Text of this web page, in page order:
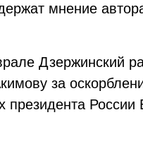
мнение
Дзержинский
за
президента